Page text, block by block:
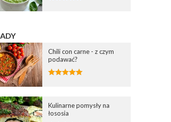
Chili con carne - z czym
podawać?
Kulinarne pomysły na
łososia